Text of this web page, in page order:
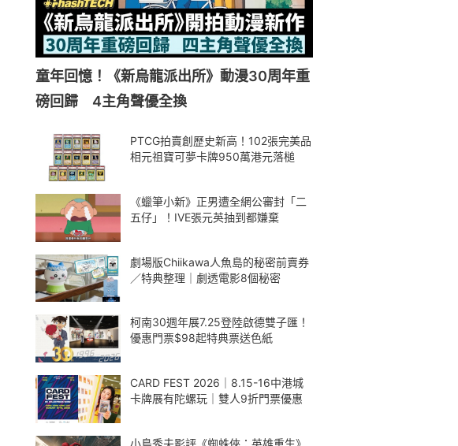
童年回憶！《新烏龍派出所》動漫30周年重
磅回歸 4主角聲優全換
PTCG拍賣創歷史新高！102張完美品
相元祖寶可夢卡牌950萬港元落槌
《蠟筆小新》正男遭全網公審封「二
五仔」！IVE張元英抽到都嫌棄
劇場版Chiikawa人魚島的秘密前賣券
／特典整理｜劇透電影8個秘密
柯南30週年展7.25登陸啟德雙子匯！
優惠門票$98起特典票送色紙
CARD FEST 2026｜8.15-16中港城
卡牌展有陀螺玩｜雙人9折門票優惠
小島秀夫影評《蜘蛛俠：英雄重生》